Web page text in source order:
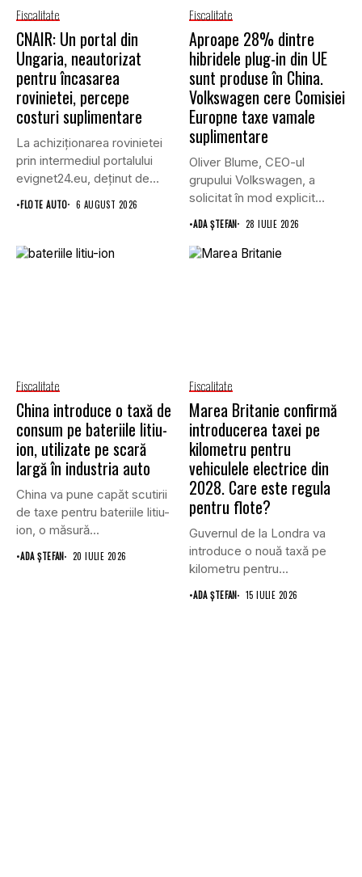
Fiscalitate
CNAIR: Un portal din
Ungaria, neautorizat
pentru încasarea
rovinietei, percepe
costuri suplimentare
La achiziționarea rovinietei
prin intermediul portalului
evignet24.eu, deținut de
Enternova Kft. din...
•FLOTE AUTO 6 AUGUST 2026
Fiscalitate
Aproape 28% dintre
hibridele plug-in din UE
sunt produse în China.
Volkswagen cere Comisiei
Europne taxe vamale
suplimentare
Oliver Blume, CEO-ul
grupului Volkswagen, a
solicitat în mod explicit
Uniunii Europene...
•ADA ȘTEFAN 28 IULIE 2026
Fiscalitate
China introduce o taxă de
consum pe bateriile litiu-
ion, utilizate pe scară
largă în industria auto
China va pune capăt scutirii
de taxe pentru bateriile litiu-
ion, o măsură...
•ADA ȘTEFAN 20 IULIE 2026
Fiscalitate
Marea Britanie confirmă
introducerea taxei pe
kilometru pentru
vehiculele electrice din
2028. Care este regula
pentru flote?
Guvernul de la Londra va
introduce o nouă taxă pe
kilometru pentru...
•ADA ȘTEFAN 15 IULIE 2026